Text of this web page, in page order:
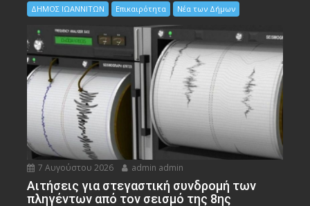
ΔΗΜΟΣ ΙΩΑΝΝΙΤΩΝ Επικαιρότητα Νέα των Δήμων
7 Αυγούστου 2026 admin admin
Αιτήσεις για στεγαστική συνδρομή των
πληγέντων από τον σεισμό της 8ης